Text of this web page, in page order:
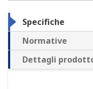
Specifiche
Normative
Dettagli